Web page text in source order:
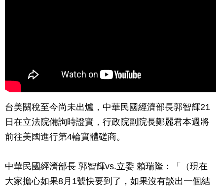
台美關稅至今尚未出爐，中華民國經濟部長郭智輝21
日在立法院備詢時證實，行政院副院長鄭麗君本週將
前往美國進行第4輪實體磋商。
中華民國經濟部長 郭智輝vs.立委 賴瑞隆：「（現在
大家擔心如果8月1號快要到了，如果沒有談出一個結